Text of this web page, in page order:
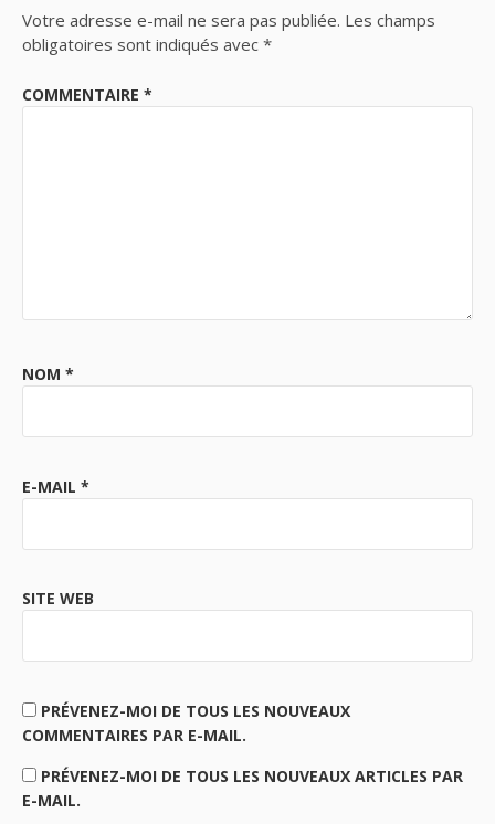
Votre adresse e-mail ne sera pas publiée. Les champs
obligatoires sont indiqués avec *
COMMENTAIRE *
NOM *
E-MAIL *
SITE WEB
PRÉVENEZ-MOI DE TOUS LES NOUVEAUX
COMMENTAIRES PAR E-MAIL.
PRÉVENEZ-MOI DE TOUS LES NOUVEAUX ARTICLES PAR
E-MAIL.